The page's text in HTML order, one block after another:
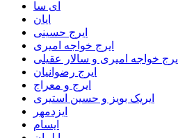
ای سا
ایان
ایرج حسینی
ایرج خواجه امیری
ایرج خواجه امیری و سالار عقیلی
ایرج رضوانیان
ایرج و معراج
ایریک بویز و حسین استیری
ایزدمهر
ایسام